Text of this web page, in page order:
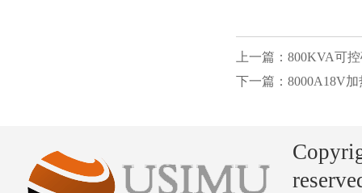
上一篇：800KVA可
下一篇：8000A18V